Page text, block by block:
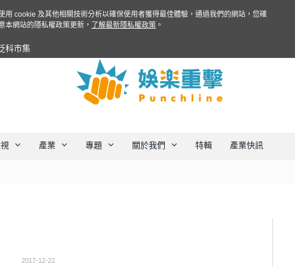
科市集
產業 專題 關於我們 特輯 產業快訊
2017-12-22
用 cookie 及其他相關技術分析以確保使用者獲得最佳體驗，通過我們的網站，您確
本網站的隱私權政策更新，
了解最新隱私權政策 。